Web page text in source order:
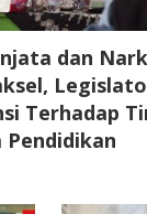
dan
Terhadap
Pendidikan